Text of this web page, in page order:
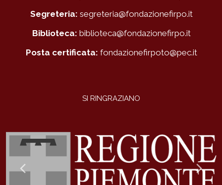
Segreteria: segreteria@fondazionefirpo.it
Biblioteca: biblioteca@fondazionefirpo.it
Posta certificata: fondazionefirpoto@pec.it
SI RINGRAZIANO
Previous